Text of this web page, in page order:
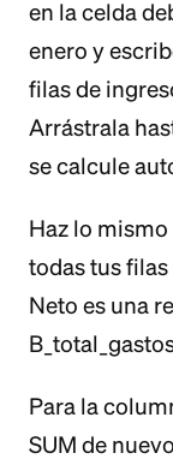
en la celda
enero y
filas de
Arrástrala
se calcule
Haz lo
todas tus
Neto es una
Para la
SUM de